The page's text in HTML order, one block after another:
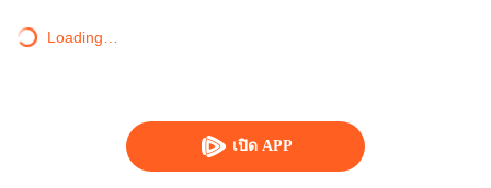
เปิด APP
Loading…